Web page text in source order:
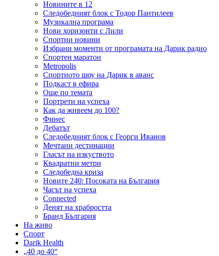
Новините в 12
Следобедният блок с Тодор Пантилеев
Музикална програма
Нови хоризонти с Лили
Спортни новини
Избрани моменти от програмата на Дарик радио
Спортен маратон
Metropolis
Спортното шоу на Дарик в аванс
Подкаст в ефира
Още по темата
Портрети на успеха
Как да живеем до 100?
Финес
Дебатът
Следобедният блок с Георги Иванов
Мечтани дестинации
Гласът на изкуството
Квадратни метри
Следобедна криза
Новите 240: Посоката на България
Часът на успеха
Connected
Денят на храбростта
Бранд България
На живо
Спорт
Darik Health
„40 до 40“